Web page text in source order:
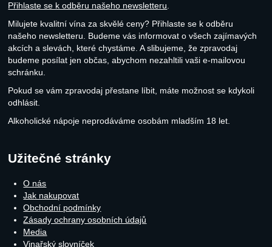
Přihlaste se k odběru našeho newsletteru
Milujete kvalitní vína za skvělé ceny? Přihlaste se k odběru
našeho newsletteru. Budeme vás informovat o všech zajímavých
akcích a slevách, které chystáme. A slibujeme, že zpravodaj
budeme posílat jen občas, abychom nezahltili vaši e-mailovou
schránku.
Pokud se vám zpravodaj přestane líbit, máte možnost se kdykoli
odhlásit.
Alkoholické nápoje neprodáváme osobám mladším 18 let.
Užitečné stránky
O nás
Jak nakupovat
Obchodní podmínky
Zásady ochrany osobních údajů
Media
Vinařský slovníček